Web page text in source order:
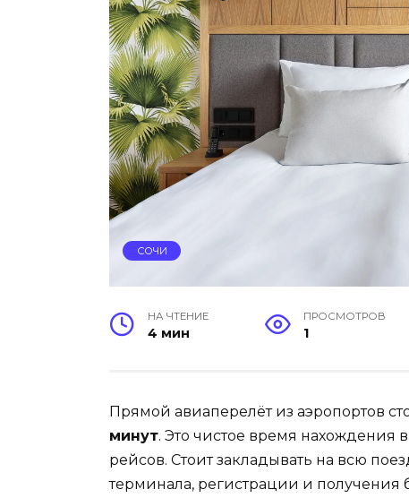
СОЧИ
НА ЧТЕНИЕ
4 мин
ПРОСМОТРОВ
1
Прямой авиаперелёт из аэропортов
минут. Это чистое время нахождения
рейсов. Стоит закладывать на всю
терминала, регистрации и получения